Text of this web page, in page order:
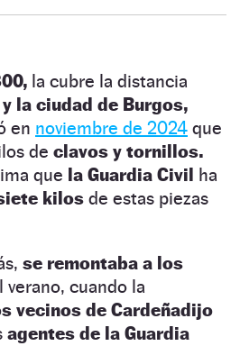
la cubre la distancia
la ciudad de Burgos,
en noviembre de 2024 que
de clavos y tornillos.
que la Guardia Civil ha
kilos de estas piezas
se remontaba a los
verano, cuando la
vecinos de Cardeñadijo
agentes de la Guardia